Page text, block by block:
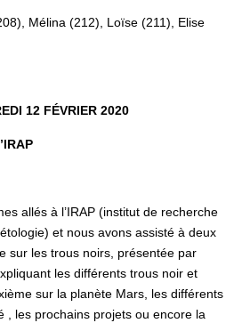
Mélina (212), Loïse (211), Elise
12 FÉVRIER 2020
allés à l’IRAP (institut de recherche
et nous avons assisté à deux
sur les trous noirs, présentée par
les différents trous noir et
sur la planète Mars, les différents
, les prochains projets ou encore la